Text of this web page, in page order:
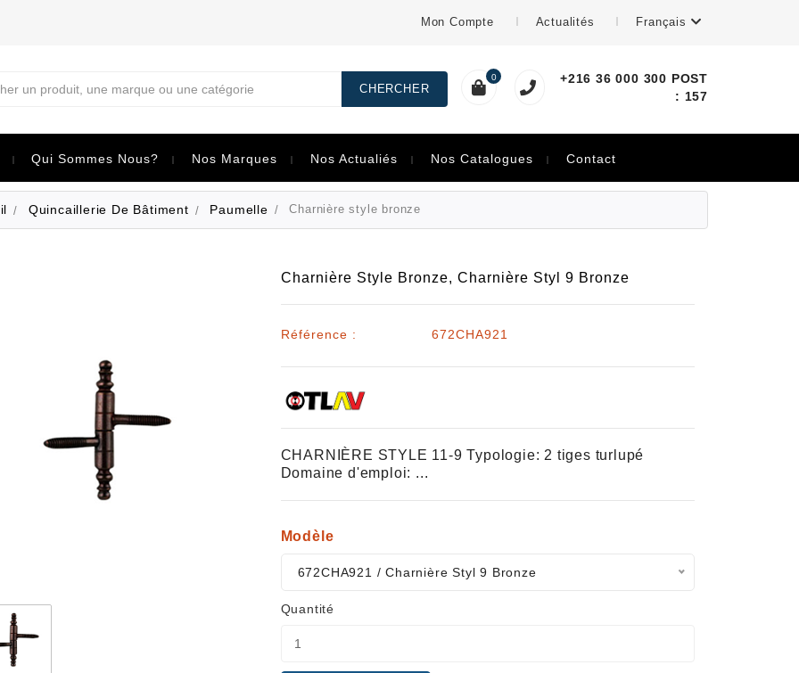
Mon Compte Actualités Français
0
+216 36 000 300 POST
: 157
Qui Sommes Nous? Nos Marques Nos Actualiés Nos Catalogues Contact
Quincaillerie De Bâtiment Paumelle Charnière style bronze
Charnière Style Bronze, Charnière Styl 9 Bronze
Référence : 672CHA921
CHARNIÈRE STYLE 11-9 Typologie: 2 tiges turlupé
Domaine d'emploi: ...
Modèle
672CHA921 / Charnière Styl 9 Bronze
Quantité